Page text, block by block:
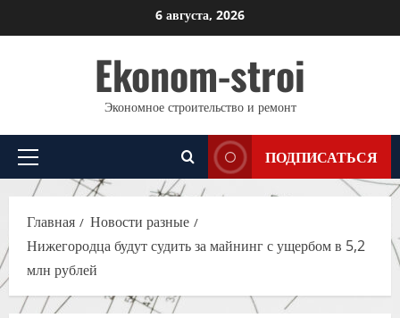
к
6 августа, 2026
Ekonom-stroi
Экономное строительство и ремонт
Основное
меню
ПОДПИСАТЬСЯ
Главная
Новости разные
Нижегородца будут судить за майнинг с ущербом в 5,2
млн рублей